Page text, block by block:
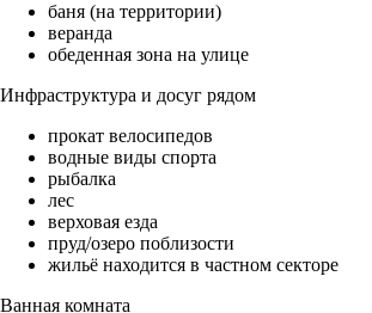
баня (на территории)
веранда
обеденная зона на улице
Инфраструктура и досуг рядом
прокат велосипедов
водные виды спорта
рыбалка
лес
верховая езда
пруд/озеро поблизости
жильё находится в частном секторе
Ванная комната